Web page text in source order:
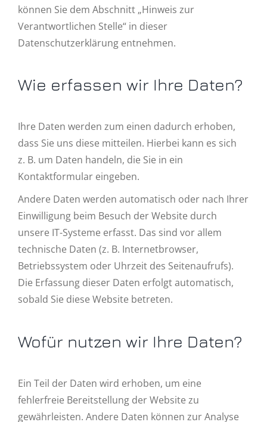
können Sie dem Abschnitt „Hinweis zur
Verantwortlichen Stelle“ in dieser
Datenschutzerklärung entnehmen.
Wie erfassen wir Ihre Daten?
Ihre Daten werden zum einen dadurch erhoben,
dass Sie uns diese mitteilen. Hierbei kann es sich
z. B. um Daten handeln, die Sie in ein
Kontaktformular eingeben.
Andere Daten werden automatisch oder nach Ihrer
Einwilligung beim Besuch der Website durch
unsere IT-Systeme erfasst. Das sind vor allem
technische Daten (z. B. Internetbrowser,
Betriebssystem oder Uhrzeit des Seitenaufrufs).
Die Erfassung dieser Daten erfolgt automatisch,
sobald Sie diese Website betreten.
Wofür nutzen wir Ihre Daten?
Ein Teil der Daten wird erhoben, um eine
fehlerfreie Bereitstellung der Website zu
gewährleisten. Andere Daten können zur Analyse